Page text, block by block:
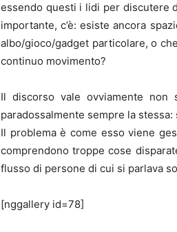
essendo questi i lidi per discutere
importante, c’è: esiste ancora
albo/gioco/gadget particolare, o
continuo movimento?
Il discorso vale ovviamente
paradossalmente sempre la
Il problema è come esso viene
comprendono troppe cose
flusso di persone di cui si parlava
[nggallery id=78]